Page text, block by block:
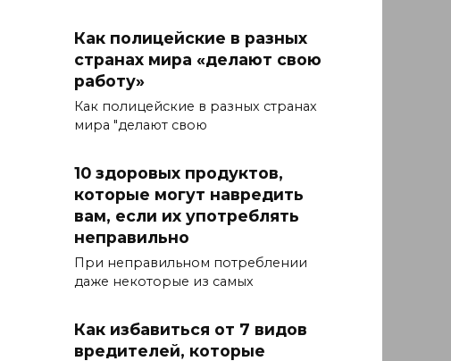
Как полицейские в разных
странах мира «делают свою
работу»
Как полицейские в разных странах
мира "делают свою
10 здоровых продуктов,
которые могут навредить
вам, если их употреблять
неправильно
При неправильном потреблении
даже некоторые из самых
Как избавиться от 7 видов
вредителей, которые